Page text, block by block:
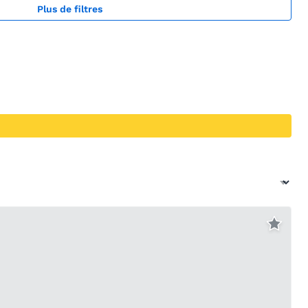
Plus de filtres